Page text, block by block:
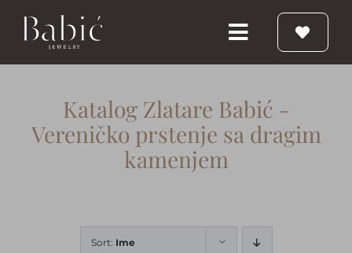
Toggle
Navigation
Burme
Vereničko prstenje
Katalog Zlatare Babić -
Vereničko prstenje sa dragim
kamenjem
Sort: Ime